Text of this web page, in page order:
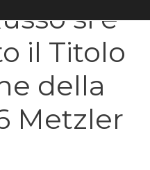
si è
il Titolo
della
Metzler